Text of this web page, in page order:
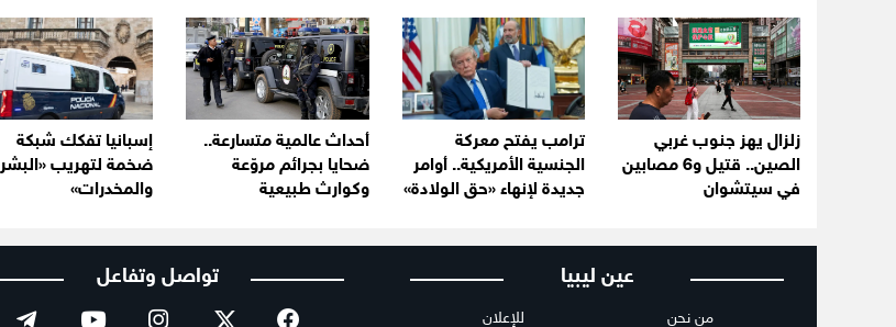
زلزال يهز جنوب غربي
الصين.. قتيل و6 مصابين
في سيتشوان
ترامب يفتح معركة
الجنسية الأمريكية.. أوامر
جديدة لإنهاء «حق الولادة»
أحداث عالمية متسارعة..
ضحايا بجرائم مروّعة
وكوارث طبيعية
إسبانيا تفكك شبكة
ضخمة لتهريب «البشر
والمخدرات»
عين ليبيا
من نحن للإعلان
تواصل وتفاعل